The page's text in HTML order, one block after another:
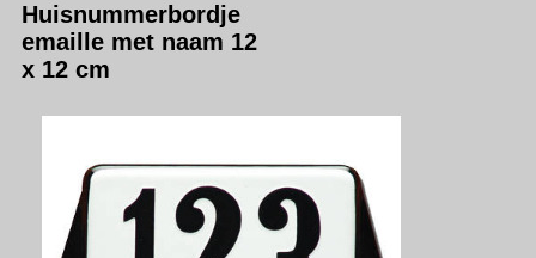
Huisnummerbordje
emaille met naam 12
x 12 cm